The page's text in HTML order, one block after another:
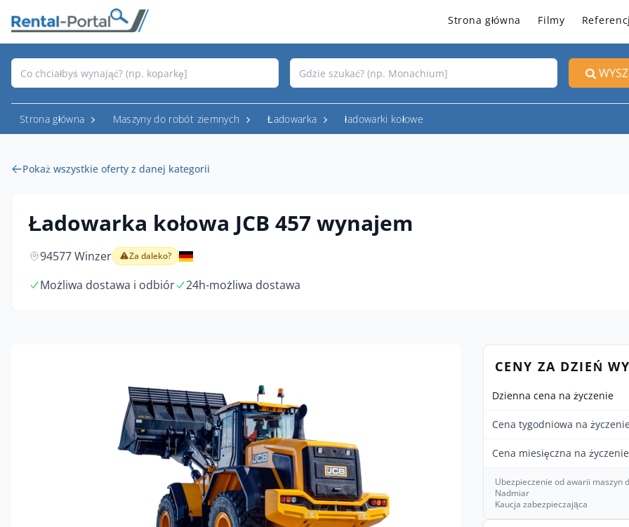
Strona główna Filmy
Strona główna Maszyny do robót ziemnych Ładowarka ładowarki kołowe
Pokaż wszystkie oferty z danej kategorii
Ładowarka kołowa JCB 457 wynajem
94577 Winzer Za daleko?
Możliwa dostawa i odbiór 24h-możliwa dostawa
CENY ZA DZIEŃ
Dzienna cena na życzenie
Cena tygodniowa na
Cena miesięczna na życzenie
Ubezpieczenie od awarii maszyn
Nadmiar
Kaucja zabezpieczająca